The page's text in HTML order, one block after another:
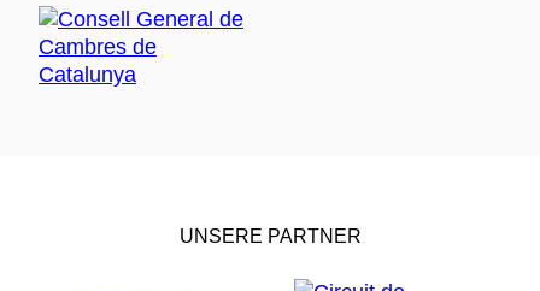
UNSERE PARTNER